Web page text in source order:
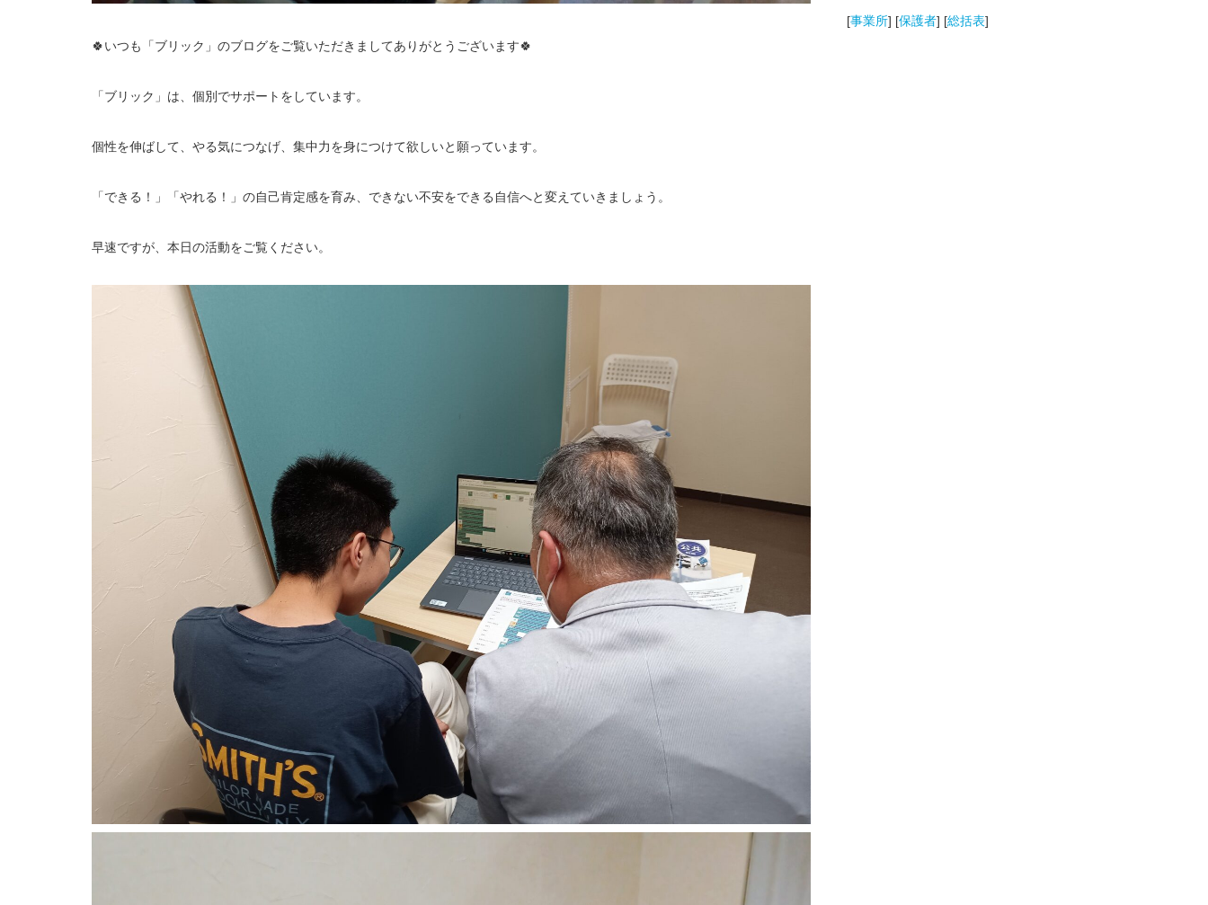
🍀いつも「ブリック」のブログをご覧いただきましてありがとうございます🍀
「ブリック」は、個別でサポートをしています。
個性を伸ばして、やる気につなげ、集中力を身につけて欲しいと願っています。
「できる！」「やれる！」の自己肯定感を育み、できない不安をできる自信へと変えていきましょう。
早速ですが、本日の活動をご覧ください。
[事業所] [保護者] [総括表]